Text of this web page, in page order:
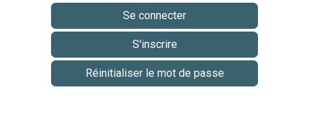
Se connecter
S'inscrire
Réinitialiser le mot de passe